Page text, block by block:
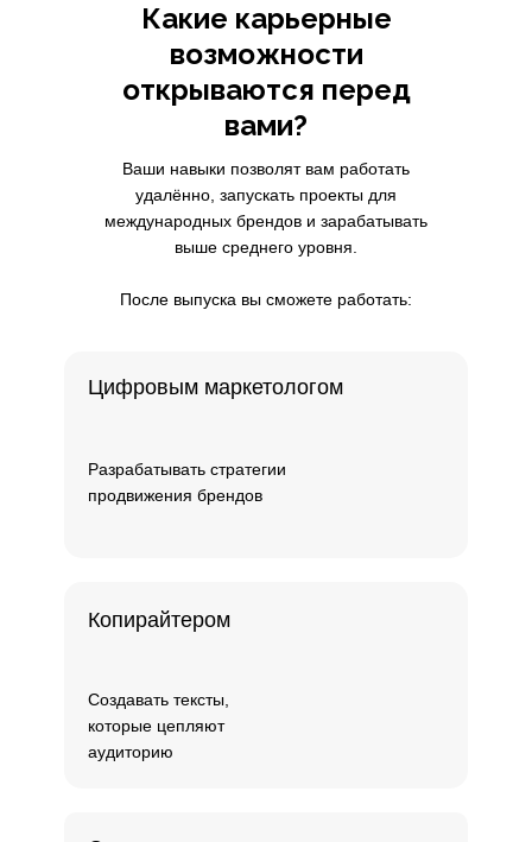
Какие карьерные
возможности
открываются перед
вами?
Ваши навыки позволят вам работать
удалённо, запускать проекты для
международных брендов и зарабатывать
выше среднего уровня.
После выпуска вы сможете работать:
Цифровым маркетологом
Разрабатывать стратегии
продвижения брендов
Копирайтером
Создавать тексты,
которые цепляют
аудиторию